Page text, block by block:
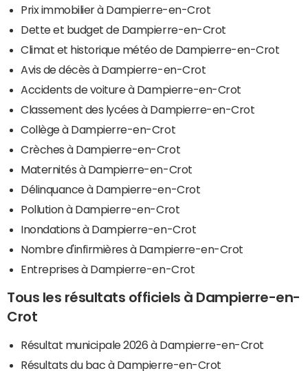
Prix immobilier à Dampierre-en-Crot
Dette et budget de Dampierre-en-Crot
Climat et historique météo de Dampierre-en-Crot
Avis de décès à Dampierre-en-Crot
Accidents de voiture à Dampierre-en-Crot
Classement des lycées à Dampierre-en-Crot
Collège à Dampierre-en-Crot
Crèches à Dampierre-en-Crot
Maternités à Dampierre-en-Crot
Délinquance à Dampierre-en-Crot
Pollution à Dampierre-en-Crot
Inondations à Dampierre-en-Crot
Nombre d'infirmières à Dampierre-en-Crot
Entreprises à Dampierre-en-Crot
Tous les résultats officiels à Dampierre-en-
Crot
Résultat municipale 2026 à Dampierre-en-Crot
Résultats du bac à Dampierre-en-Crot